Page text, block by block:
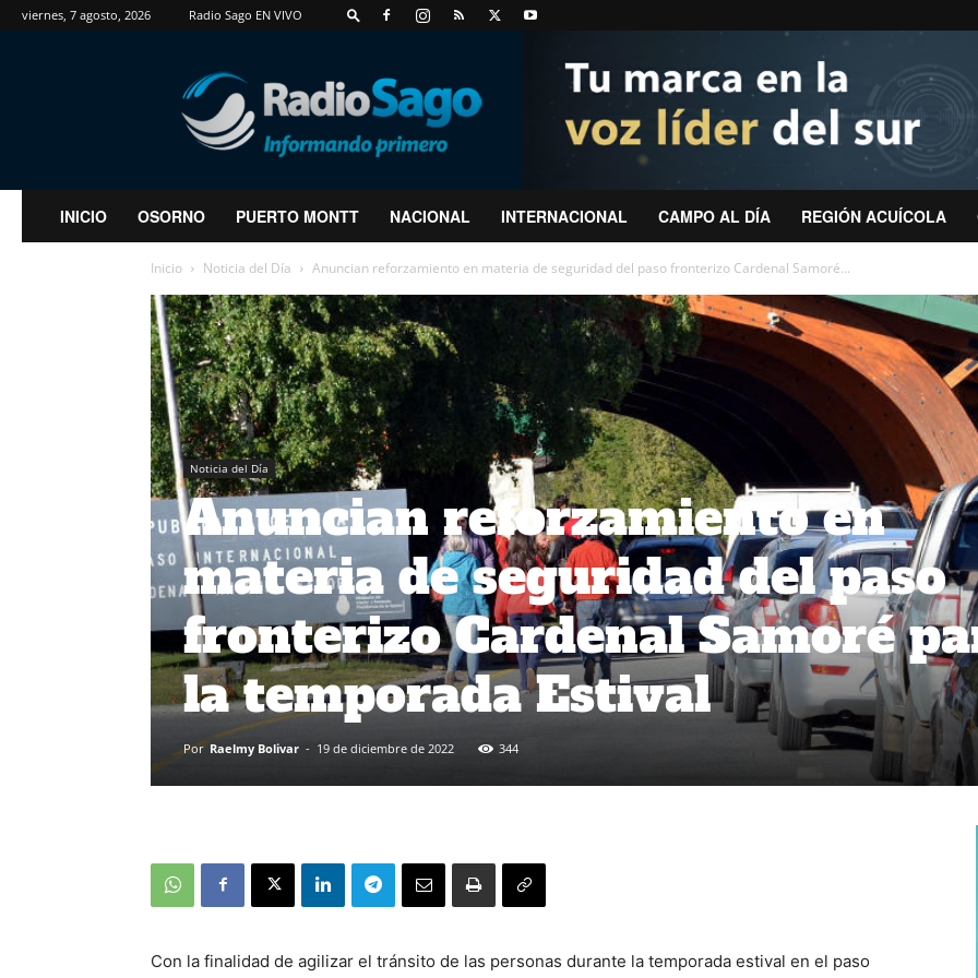
viernes, 7 agosto, 2026 Radio Sago EN VIVO
RadioSago
INICIO OSORNO PUERTO MONTT NACIONAL INTERNACIONAL CAMPO AL DÍA REGIÓN ACUÍCOLA
Inicio Noticia del Día Anuncian reforzamiento en materia de seguridad del paso fronterizo Cardenal Samoré...
Noticia del Día
Anuncian reforzamiento en
materia de seguridad del paso
fronterizo Cardenal Samoré
la temporada Estival
Por Raelmy Bolivar - 19 de diciembre de 2022 344
Con la finalidad de agilizar el tránsito de las personas durante la temporada estival en el paso